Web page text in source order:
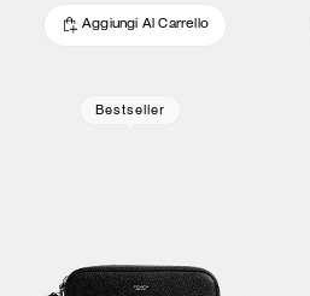
Aggiungi Al Carrello
Bestseller